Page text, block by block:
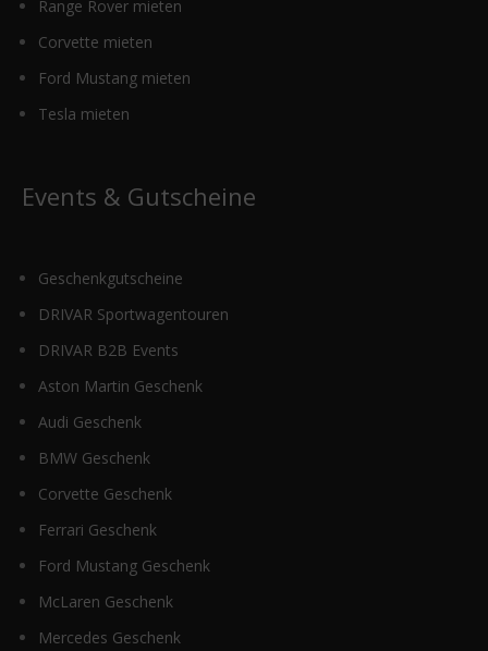
Range Rover mieten
Corvette mieten
Ford Mustang mieten
Tesla mieten
Events & Gutscheine
Geschenkgutscheine
DRIVAR Sportwagentouren
DRIVAR B2B Events
Aston Martin Geschenk
Audi Geschenk
BMW Geschenk
Corvette Geschenk
Ferrari Geschenk
Ford Mustang Geschenk
McLaren Geschenk
Mercedes Geschenk